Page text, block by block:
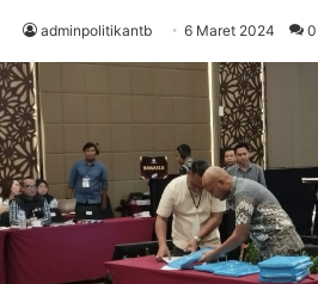
adminpolitikantb 6 Maret 2024 0